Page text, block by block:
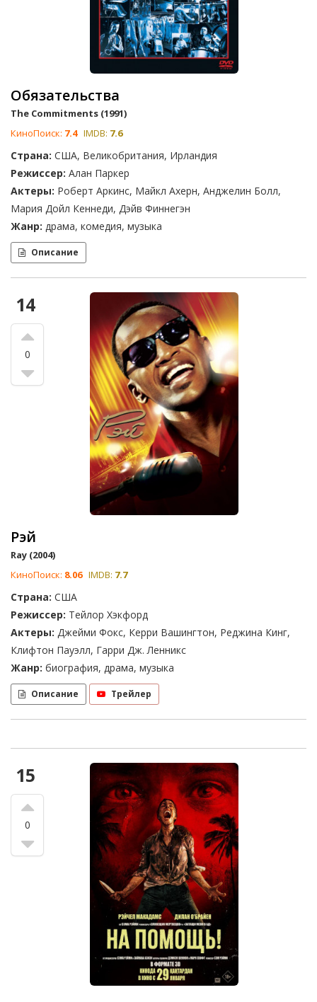
Обязательства
The Commitments (1991)
КиноПоиск: 7.4 IMDB: 7.6
Страна: США, Великобритания, Ирландия
Режиссер: Алан Паркер
Актеры: Роберт Аркинс, Майкл Ахерн, Анджелин Болл,
Мария Дойл Кеннеди, Дэйв Финнегэн
Жанр: драма, комедия, музыка
Описание
14
0
Рэй
Ray (2004)
КиноПоиск: 8.06 IMDB: 7.7
Страна: США
Режиссер: Тейлор Хэкфорд
Актеры: Джейми Фокс, Керри Вашингтон, Реджина Кинг,
Клифтон Пауэлл, Гарри Дж. Ленникс
Жанр: биография, драма, музыка
Описание Трейлер
15
0